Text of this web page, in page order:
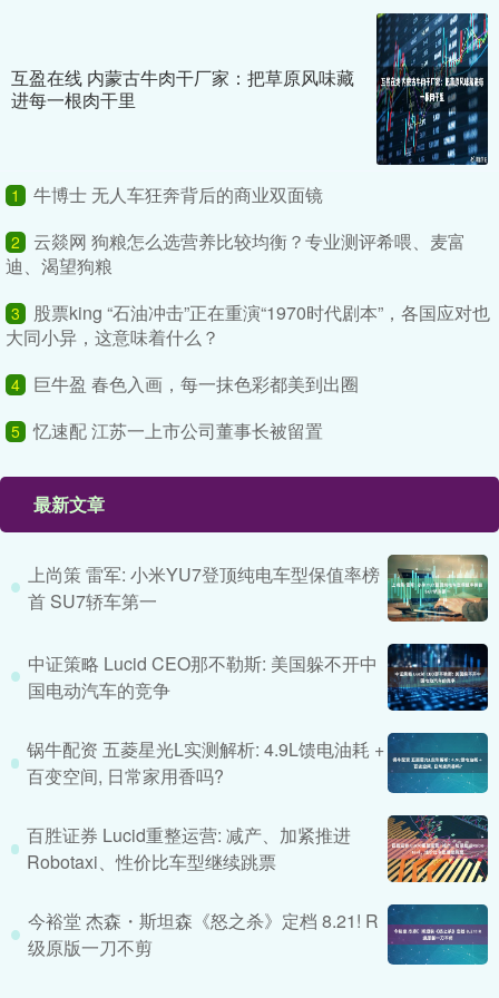
互盈在线 内蒙古牛肉干厂家：把草原风味藏
进每一根肉干里
1 牛博士 无人车狂奔背后的商业双面镜
2
云燚网 狗粮怎么选营养比较均衡？专业测评希喂、麦富
迪、渴望狗粮
3
股票king “石油冲击”正在重演“1970时代剧本”，各国应对也
大同小异，这意味着什么？
4 巨牛盈 春色入画，每一抹色彩都美到出圈
5 忆速配 江苏一上市公司董事长被留置
最新文章
上尚策 雷军: 小米YU7登顶纯电车型保值率榜
首 SU7轿车第一
中证策略 Lucid CEO那不勒斯: 美国躲不开中
国电动汽车的竞争
锅牛配资 五菱星光L实测解析: 4.9L馈电油耗 +
百变空间, 日常家用香吗?
百胜证券 Lucid重整运营: 减产、加紧推进
Robotaxi、性价比车型继续跳票
今裕堂 杰森・斯坦森《怒之杀》定档 8.21! R
级原版一刀不剪